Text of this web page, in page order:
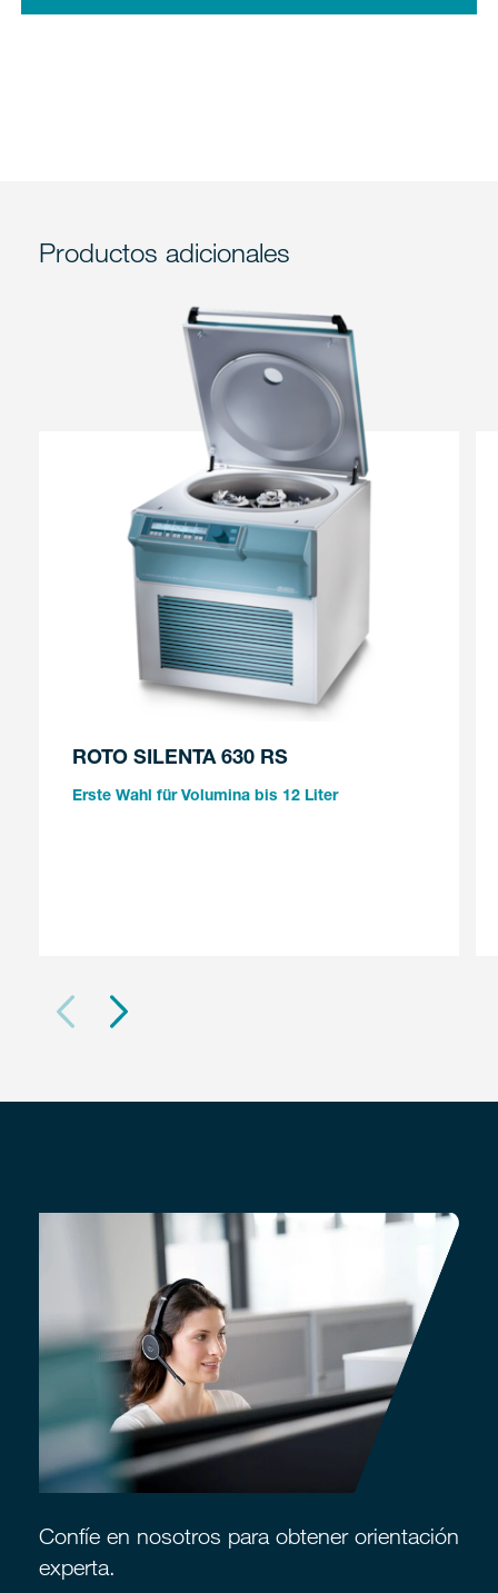
Productos adicionales
ROTO SILENTA 630 RS
Erste Wahl für Volumina bis 12 Liter
Confíe en nosotros para obtener orientación
experta.